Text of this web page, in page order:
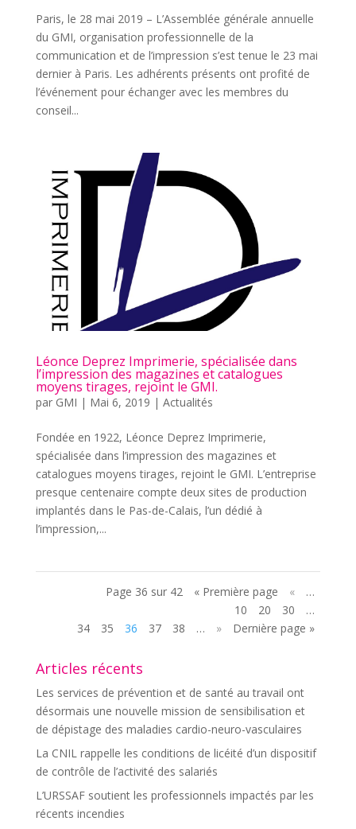
Paris, le 28 mai 2019 – L’Assemblée générale annuelle
du GMI, organisation professionnelle de la
communication et de l’impression s’est tenue le 23 mai
dernier à Paris. Les adhérents présents ont profité de
l’événement pour échanger avec les membres du
conseil...
Léonce Deprez Imprimerie, spécialisée dans
l’impression des magazines et catalogues
moyens tirages, rejoint le GMI.
par GMI | Mai 6, 2019 | Actualités
Fondée en 1922, Léonce Deprez Imprimerie,
spécialisée dans l’impression des magazines et
catalogues moyens tirages, rejoint le GMI. L’entreprise
presque centenaire compte deux sites de production
implantés dans le Pas-de-Calais, l’un dédié à
l’impression,...
Page 36 sur 42 « Première page «
…
10
20 30
…
34
35 36 37 38 … » Dernière page »
Articles récents
Les services de prévention et de santé au travail ont
désormais une nouvelle mission de sensibilisation et
de dépistage des maladies cardio-neuro-vasculaires
La CNIL rappelle les conditions de licéité d’un dispositif
de contrôle de l’activité des salariés
L’URSSAF soutient les professionnels impactés par les
récents incendies